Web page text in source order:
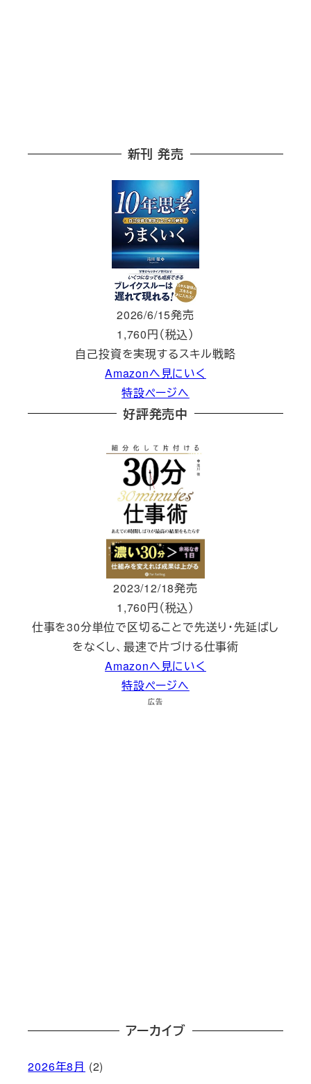
新刊 発売
2026/6/15発売
1,760円（税込）
自己投資を実現するスキル戦略
Amazonへ見にいく
特設ページへ
好評発売中
2023/12/18発売
1,760円（税込）
仕事を30分単位で区切ることで先送り・先延ばし
をなくし、最速で片づける仕事術
Amazonへ見にいく
特設ページへ
広告
アーカイブ
2026年8月 (2)